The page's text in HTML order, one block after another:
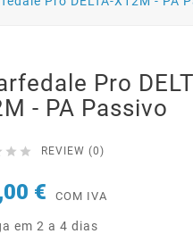
Pro
- PA Passivo
  REVIEW (0)
€ COM IVA
em 2 a 4 dias